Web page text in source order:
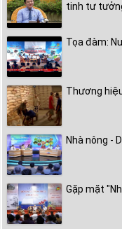
tinh tư
Tọa đàm:
Thương
Nhà nông -
Gặp mặt